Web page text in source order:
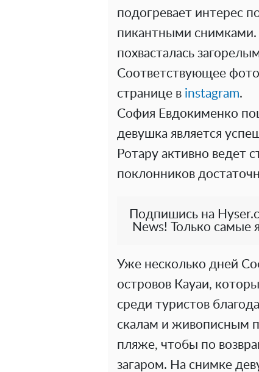
подогревает интерес
пикантными
похвасталась
Соответствующее
странице в instagram.
София Евдокименко
девушка является
Ротару активно ведет
поклонников
Подпишись на
News! Только самые
Уже несколько дней
островов Кауаи,
среди туристов
скалам и живописным
пляже, чтобы по
загаром. На снимке